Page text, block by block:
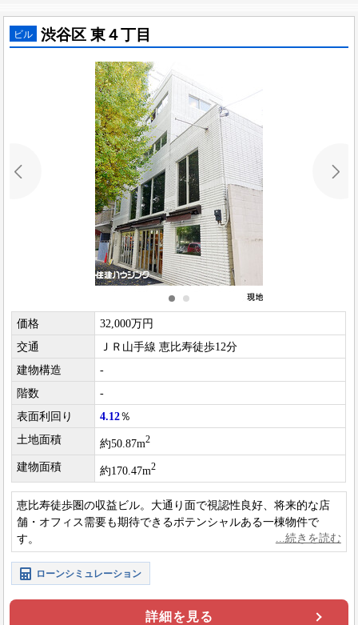
ビル 渋谷区 東４丁目
価格
32,000万円
交通
ＪＲ山手線 恵比寿徒歩12分
建物構造
-
階数
-
表面利回り
4.12％
土地面積
約50.87m2
建物面積 約170.47m2
恵比寿徒歩圏の収益ビル。大通り面で視認性良好、将来的な店
舗・オフィス需要も期待できるポテンシャルある一棟物件で
す。
ローンシミュレーション
詳細を見る